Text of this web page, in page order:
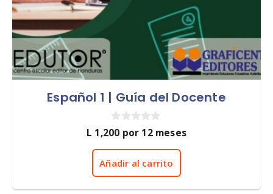
Español 1 | Guía del Docente
0
d
e
L 1,200 por 12 meses
Añadir al carrito